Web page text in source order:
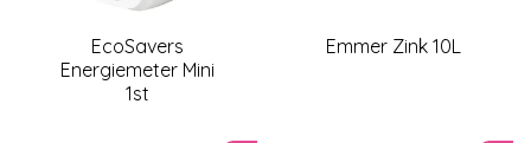
EcoSavers
Energiemeter Mini
1st
Emmer Zink 10L